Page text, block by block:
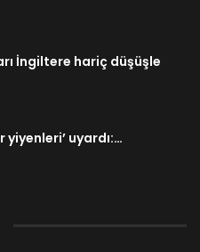
İngiltere hariç düşüşle
yiyenleri’ uyardı:…